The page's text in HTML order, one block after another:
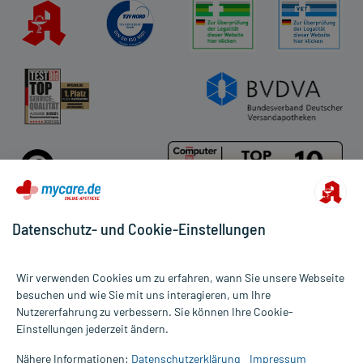
mit durchschnittlich 4,2 von 5 Sternen abgegeben.
Alle Preise gelten inkl. MwSt., ggf. zzgl. Versandkosten
Informationen auf dieser Website werden ausschließlich für
Datenschutz- und Cookie-Einstellungen
Wir verwenden Cookies um zu erfahren, wann Sie unsere Webseite
besuchen und wie Sie mit uns interagieren, um Ihre
Nutzererfahrung zu verbessern. Sie können Ihre Cookie-
Einstellungen jederzeit ändern.
Nähere Informationen: Datenschutzerklärung Impressum